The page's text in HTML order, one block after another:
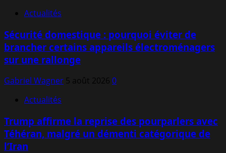
Actualités
Sécurité domestique : pourquoi éviter de
brancher certains appareils électroménagers
sur une rallonge
Gabriel Wagner 5 août 2026 0
Actualités
Trump affirme la reprise des pourparlers avec
Téhéran, malgré un démenti catégorique de
l’Iran